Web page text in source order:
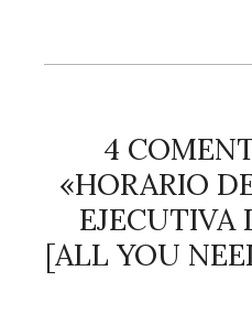
4
«HORARIO
EJECUTIVA
[ALL YOU